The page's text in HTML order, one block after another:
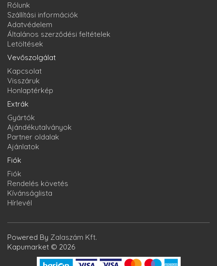
Rólunk
Szállítási információk
Adatvédelem
Általános szerződési feltételek
Letöltések
Vevőszolgálat
Kapcsolat
Visszáruk
Honlaptérkép
Extrák
Gyártók
Ajándékutalványok
Partner oldalak
Ajánlatok
Fiók
Fiók
Rendelés követés
Kívánságlista
Hírlevél
Powered By Zalaszám Kft.
Kapumarket © 2026